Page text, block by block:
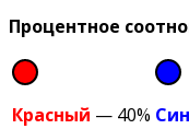
Процентное
Красный — 40%